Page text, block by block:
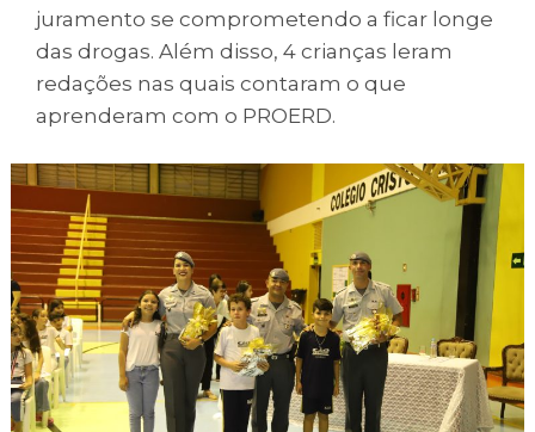
juramento se comprometendo a ficar longe
das drogas. Além disso, 4 crianças leram
redações nas quais contaram o que
aprenderam com o PROERD.